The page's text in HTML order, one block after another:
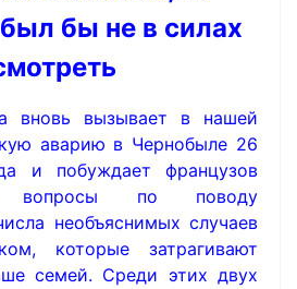
был бы не в силах
вновь вызывает в нашей
аварию в Чернобыле 26
и побуждает французов
вопросы по поводу
необъяснимых случаев
которые затрагивают
семей. Среди этих двух